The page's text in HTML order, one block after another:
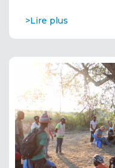
>Lire plus